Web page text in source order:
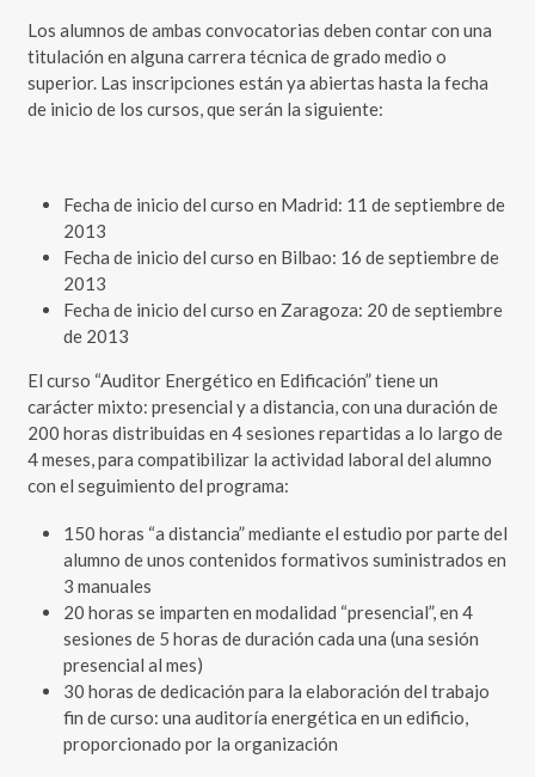
Los alumnos de ambas convocatorias deben contar con una
titulación en alguna carrera técnica de grado medio o
superior. Las inscripciones están ya abiertas hasta la fecha
de inicio de los cursos, que serán la siguiente:
Fecha de inicio del curso en Madrid: 11 de septiembre de
2013
Fecha de inicio del curso en Bilbao: 16 de septiembre de
2013
Fecha de inicio del curso en Zaragoza: 20 de septiembre
de 2013
El curso “Auditor Energético en Edificación” tiene un
carácter mixto: presencial y a distancia, con una duración de
200 horas distribuidas en 4 sesiones repartidas a lo largo de
4 meses, para compatibilizar la actividad laboral del alumno
con el seguimiento del programa:
150 horas “a distancia” mediante el estudio por parte del
alumno de unos contenidos formativos suministrados en
3 manuales
20 horas se imparten en modalidad “presencial”, en 4
sesiones de 5 horas de duración cada una (una sesión
presencial al mes)
30 horas de dedicación para la elaboración del trabajo
fin de curso: una auditoría energética en un edificio,
proporcionado por la organización